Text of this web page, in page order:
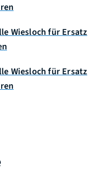
Wiesloch für Ersatz
Wiesloch für Ersatz